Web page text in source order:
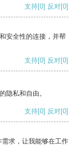
支持[0] 反对[0]
安全性的连接，并帮
支持[0] 反对[0]
隐私和自由。
支持[0] 反对[0]
求，让我能够在工作